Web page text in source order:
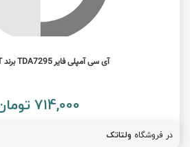
آی سی آمپلی فایر TDA7295 برند ST اورجینال
714,000 تومان
در فروشگاه ولتاتک